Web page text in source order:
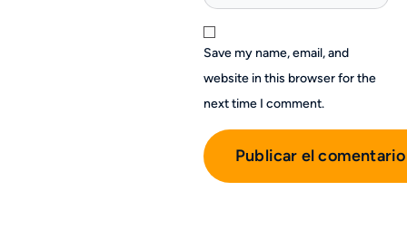
Save my name, email, and
website in this browser for the
next time I comment.